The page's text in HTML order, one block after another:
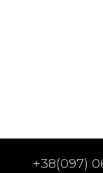
+38(097)